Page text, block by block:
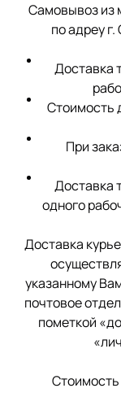
Самовывоз из
по адреу
Доставка
Стоимость
При
Доставка
одного
Доставка
указанному
почтовое
пометкой
Стоимость